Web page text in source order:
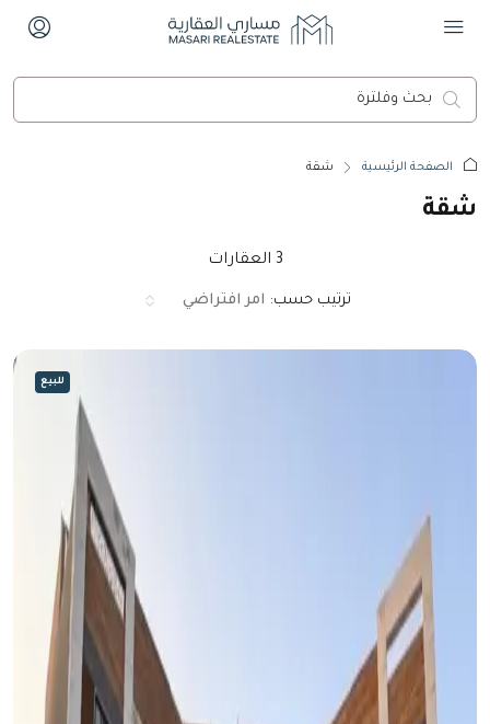
الصفحة الرئيسية شقة
شقة
3 العقارات
ترتيب حسب: امر افتراضي
للبيع